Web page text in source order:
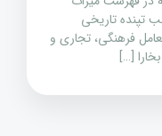
تپنده تاریخی
فرهنگی، تجاری و
[…]